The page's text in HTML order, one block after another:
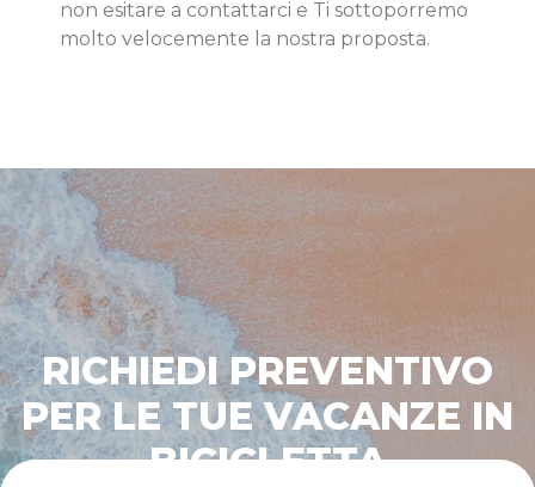
non esitare a contattarci e Ti sottoporremo
molto velocemente la nostra proposta.
RICHIEDI PREVENTIVO
PER LE TUE VACANZE IN
BICICLETTA